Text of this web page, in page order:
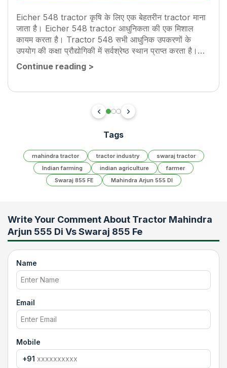
Eicher 548 tractor कृषि के लिए एक बेहतरीन tractor माना
जाता है। Eicher 548 tractor आधुनिकता की एक मिशाल
कायम करता है। Tractor 548 सभी आधुनिक उपकरणों के
उपयोग की कक्षा प्रौद्योगिकी में सर्वश्रेष्ठ स्थान प्राप्त करता है।
Tractor 548 असाधारण...
Continue reading >
Tags
mahindra tractor tractor industry
swaraj tractor
Indian farming
indian agriculture
farmer
Swaraj 855 FE
Mahindra Arjun 555 DI
Write Your Comment About Tractor Mahindra
Arjun 555 Di Vs Swaraj 855 Fe
Name
Email
Mobile
+91